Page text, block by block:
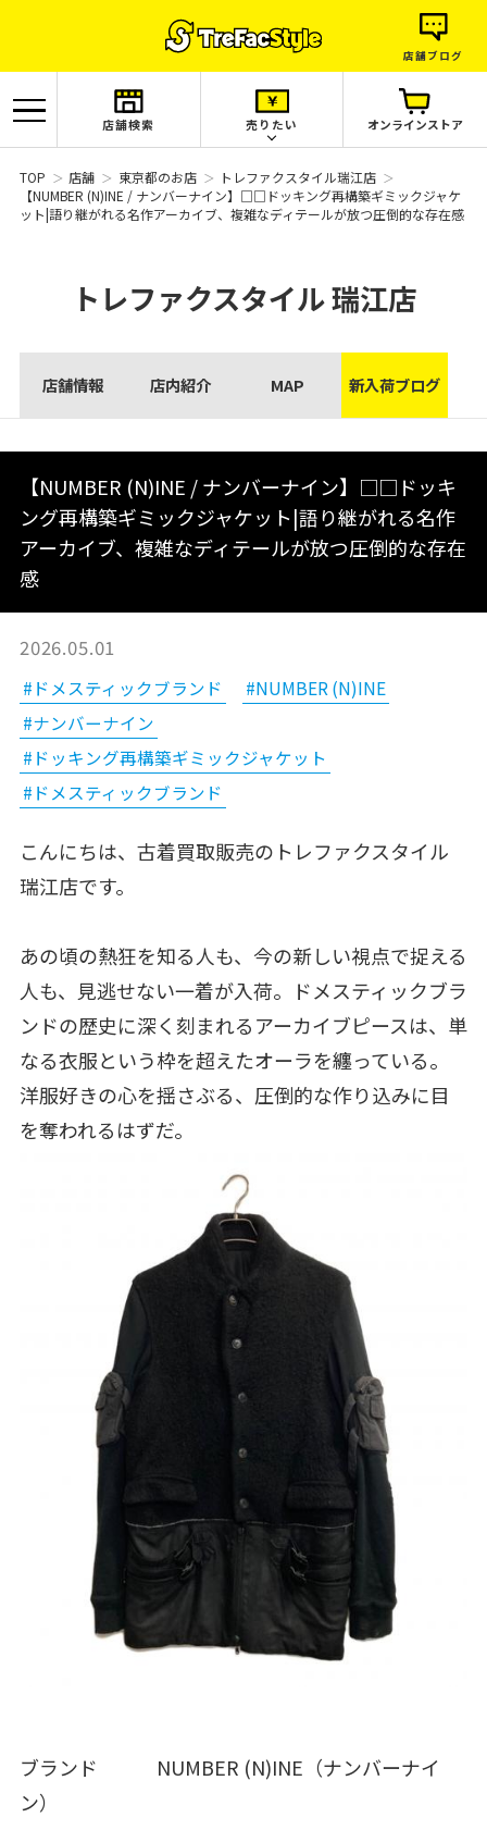
店舗ブログ
店舗検索 売りたい オンラインストア
TOP 店舗 東京都のお店
トレファクスタイル瑞江店
【NUMBER (N)INE / ナンバーナイン】□□ドッキング再構築ギミックジャケ
ット|語り継がれる名作アーカイブ、複雑なディテールが放つ圧倒的な存在感
トレファクスタイル瑞江店
店舗情報 店内紹介 MAP 新入荷ブログ
【NUMBER (N)INE / ナンバーナイン】□□ドッキ
ング再構築ギミックジャケット|語り継がれる名作
アーカイブ、複雑なディテールが放つ圧倒的な存在
感
2026.05.01
#ドメスティックブランド
#NUMBER (N)INE
#ナンバーナイン
#ドッキング再構築ギミックジャケット
#ドメスティックブランド
こんにちは、古着買取販売のトレファクスタイル
瑞江店です。
あの頃の熱狂を知る人も、今の新しい視点で捉える
人も、見逃せない一着が入荷。ドメスティックブラ
ンドの歴史に深く刻まれるアーカイブピースは、単
なる衣服という枠を超えたオーラを纏っている。
洋服好きの心を揺さぶる、圧倒的な作り込みに目
を奪われるはずだ。
ブランド NUMBER (N)INE（ナンバーナイ
ン）